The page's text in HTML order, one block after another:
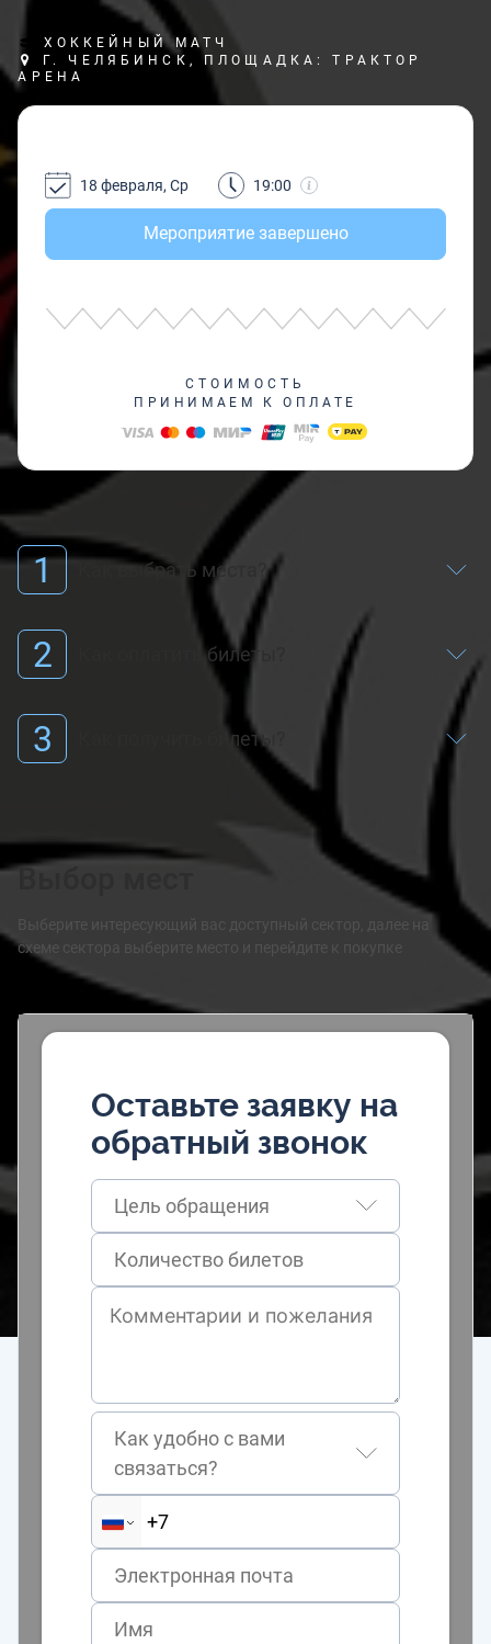
ХОККЕЙНЫЙ МАТЧ
Г. ЧЕЛЯБИНСК, ПЛОЩАДКА: ТРАКТОР
АРЕНА
Мероприятие завершено
18 февраля, Ср 19:00
СТОИМОСТЬ
ПРИНИМАЕМ К ОПЛАТЕ
1 Как выбрать места?
2 Как оплатить билеты?
3 Как получить билеты?
Выберите интересующий вас доступный сектор, далее на
схеме сектора выберите место и перейдите к покупке
Оставьте заявку на
обратный звонок
Цель обращения
Как удобно с вами
связаться?